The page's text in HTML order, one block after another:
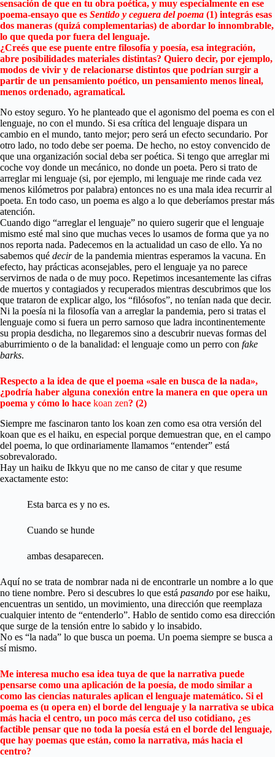
sensación de que en tu obra poética, y muy especialmente en ese
poema-ensayo que es Sentido y ceguera del poema (1) integrás esas
dos maneras (quizá complementarias) de abordar lo innombrable,
lo que queda por fuera del lenguaje.
¿Creés que ese puente entre filosofía y poesía, esa integración,
abre posibilidades materiales distintas? Quiero decir, por ejemplo,
modos de vivir y de relacionarse distintos que podrían surgir a
partir de un pensamiento poético, un pensamiento menos lineal,
menos ordenado, agramatical.
No estoy seguro. Yo he planteado que el agonismo del poema es con el
lenguaje, no con el mundo. Si esa crítica del lenguaje dispara un
cambio en el mundo, tanto mejor; pero será un efecto secundario. Por
otro lado, no todo debe ser poema. De hecho, no estoy convencido de
que una organización social deba ser poética. Si tengo que arreglar mi
coche voy donde un mecánico, no donde un poeta. Pero si trato de
arreglar mi lenguaje (si, por ejemplo, mi lenguaje me rinde cada vez
menos kilómetros por palabra) entonces no es una mala idea recurrir al
poeta. En todo caso, un poema es algo a lo que deberíamos prestar más
atención.
Cuando digo “arreglar el lenguaje” no quiero sugerir que el lenguaje
mismo esté mal sino que muchas veces lo usamos de forma que ya no
nos reporta nada. Padecemos en la actualidad un caso de ello. Ya no
sabemos qué decirde la pandemia mientras esperamos la vacuna. En
efecto, hay prácticas aconsejables, pero el lenguaje ya no parece
servirnos de nada o de muy poco. Repetimos incesantemente las cifras
de muertos y contagiados y recuperados mientras descubrimos que los
que trataron de explicar algo, los “filósofos”, no tenían nada que decir.
Ni la poesía ni la filosofía van a arreglar la pandemia, pero si tratas el
lenguaje como si fuera un perro sarnoso que ladra incontinentemente
su propia desdicha, no llegaremos sino a descubrir nuevas formas del
aburrimiento o de la banalidad: el lenguaje como un perro con fake
barks.
Respecto a la idea de que el poema «sale en busca de la nada»,
¿podría haber alguna conexión entre la manera en que opera un
poema y cómo lo hace koan zen? (2)
Siempre me fascinaron tanto los koan zen como esa otra versión del
koan que es el haiku, en especial porque demuestran que, en el campo
del poema, lo que ordinariamente llamamos “entender” está
sobrevalorado.
Hay un haiku de Ikkyu que no me canso de citar y que resume
exactamente esto:
Esta barca es y no es.
Cuando se hunde
ambas desaparecen.
Aquí no se trata de nombrar nada ni de encontrarle un nombre a lo que
no tiene nombre. Pero si descubres lo que está pasando por ese haiku,
encuentras un sentido, un movimiento, una dirección que reemplaza
cualquier intento de “entenderlo”. Hablo de sentido como esa dirección
que surge de la tensión entre lo sabido y lo insabido.
No es “la nada” lo que busca un poema. Un poema siempre se busca a
sí mismo.
Me interesa mucho esa idea tuya de que la narrativa puede
pensarse como una aplicación de la poesía, de modo similar a
como las ciencias naturales aplican el lenguaje matemático. Si el
poema es (u opera en) el borde del lenguaje y la narrativa se ubica
más hacia el centro, un poco más cerca del uso cotidiano, ¿es
factible pensar que no toda la poesía está en el borde del lenguaje,
que hay poemas que están, como la narrativa, más hacia el
centro?